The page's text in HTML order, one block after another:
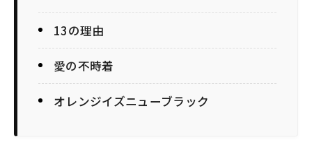
13の理由
愛の不時着
オレンジイズニューブラック